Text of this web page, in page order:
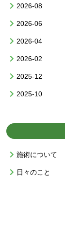
2026-08
2026-06
2026-04
2026-02
2025-12
2025-10
施術について
日々のこと